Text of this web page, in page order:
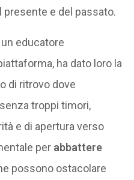
presente e del passato.
educatore
ha dato loro la
di ritrovo dove
troppi timori,
e di apertura verso
per abbattere
possono ostacolare